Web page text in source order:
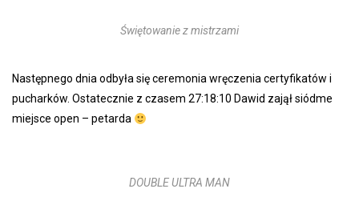
Świętowanie z mistrzami
Następnego dnia odbyła się ceremonia wręczenia certyfikatów i
pucharków. Ostatecznie z czasem 27:18:10 Dawid zajął siódme
miejsce open – petarda
DOUBLE ULTRA MAN